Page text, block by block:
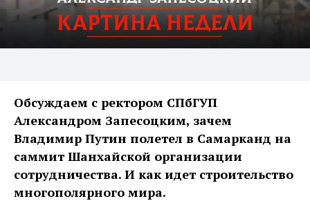
Обсуждаем с ректором СПбГУП
Александром Запесоцким, зачем
Владимир Путин полетел в Самарканд на
саммит Шанхайской организации
сотрудничества. И как идет строительство
многополярного мира.